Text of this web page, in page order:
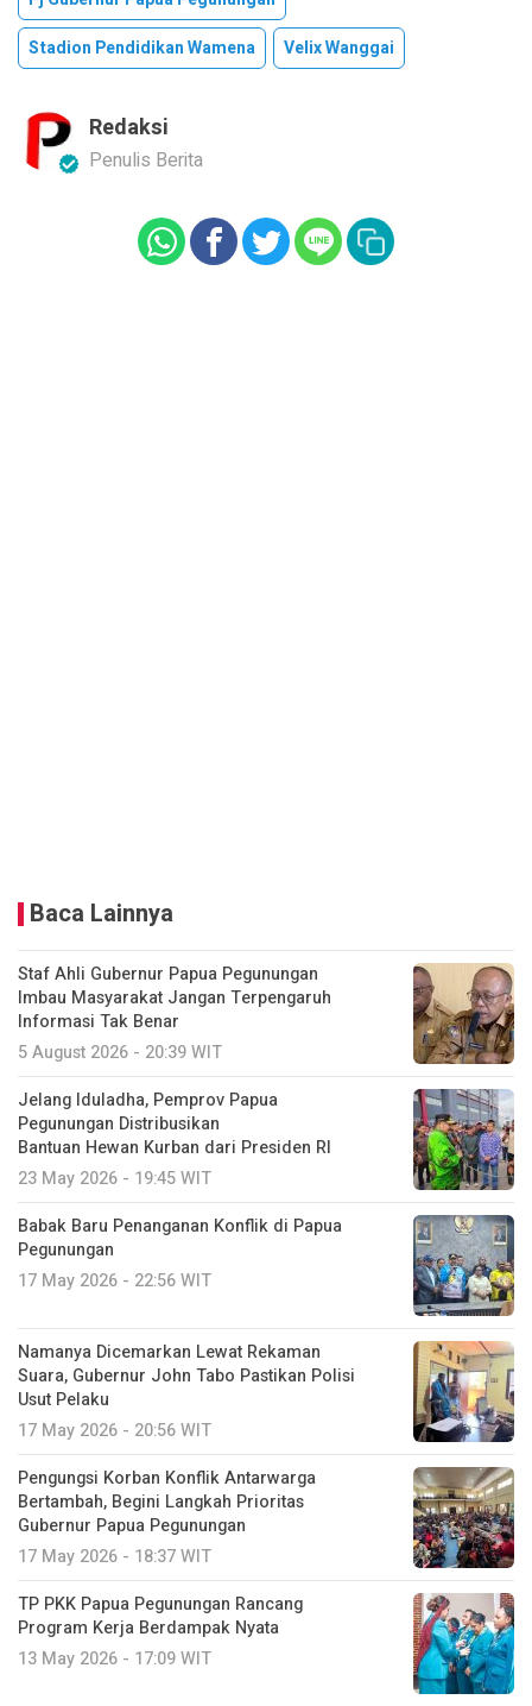
Stadion Pendidikan Wamena
Velix Wanggai
Redaksi
Penulis Berita
Baca Lainnya
Staf Ahli Gubernur Papua Pegunungan
Imbau Masyarakat Jangan Terpengaruh
Informasi Tak Benar
5 August 2026 - 20:39 WIT
Jelang Iduladha, Pemprov Papua
Pegunungan Distribusikan
Bantuan Hewan Kurban dari Presiden RI
23 May 2026 - 19:45 WIT
Babak Baru Penanganan Konflik di Papua
Pegunungan
17 May 2026 - 22:56 WIT
Namanya Dicemarkan Lewat Rekaman
Suara, Gubernur John Tabo Pastikan Polisi
Usut Pelaku
17 May 2026 - 20:56 WIT
Pengungsi Korban Konflik Antarwarga
Bertambah, Begini Langkah Prioritas
Gubernur Papua Pegunungan
17 May 2026 - 18:37 WIT
TP PKK Papua Pegunungan Rancang
Program Kerja Berdampak Nyata
13 May 2026 - 17:09 WIT